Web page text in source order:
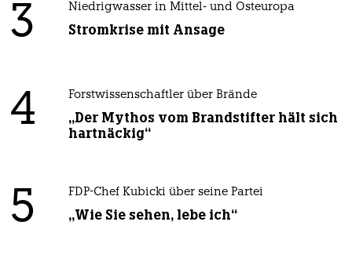
3 Niedrigwasser in Mittel- und Osteuropa
Stromkrise mit Ansage
4 Forstwissenschaftler über Brände
„Der Mythos vom Brandstifter hält sich
hartnäckig“
5 FDP-Chef Kubicki über seine Partei
„Wie Sie sehen, lebe ich“